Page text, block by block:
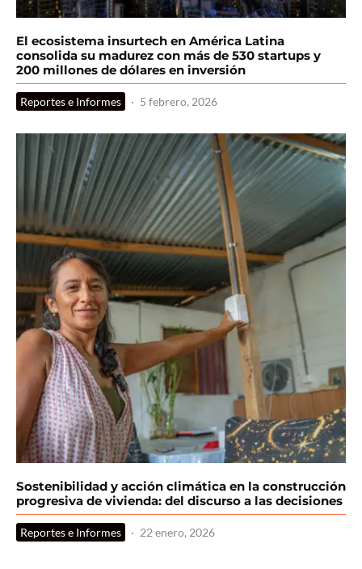
El ecosistema insurtech en América Latina
consolida su madurez con más de 530 startups y
200 millones de dólares en inversión
Reportes e Informes · 5 febrero, 2026
Sostenibilidad y acción climática en la construcción
progresiva de vivienda: del discurso a las decisiones
Reportes e Informes · 22 enero, 2026